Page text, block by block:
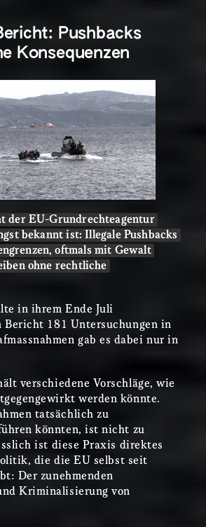
Pushbacks
Konsequenzen
der EU-Grundrechteagentur
bekannt ist: Illegale Pushbacks
oftmals mit Gewalt
ohne rechtliche
in ihrem Ende Juli
181 Untersuchungen in
gab es dabei nur in
verschiedene Vorschläge, wie
werden könnte.
tatsächlich zu
könnten, ist nicht zu
ist diese Praxis direktes
die die EU selbst seit
Der zunehmenden
Kriminalisierung von